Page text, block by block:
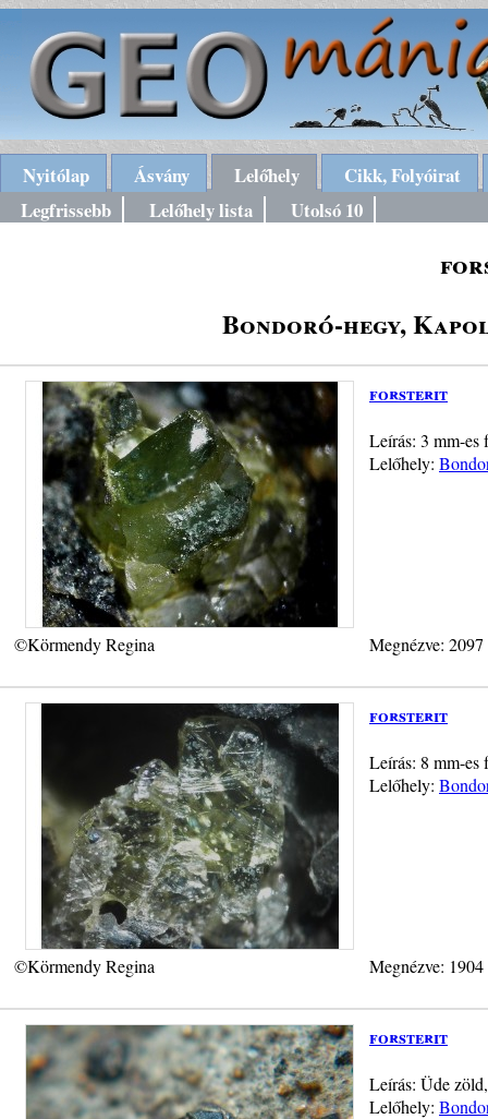
Nyitólap Ásvány Lelőhely
Cikk, Folyóirat
Legfrissebb
Lelőhely lista Utolsó 10
Bondoró-hegy,
forsterit
Leírás: 3 mm-es
Lelőhely:
©Körmendy Regina Megnézve:
forsterit
Leírás: 8 mm-es
Lelőhely:
©Körmendy Regina Megnézve:
forsterit
Leírás: Üde
Lelőhely: